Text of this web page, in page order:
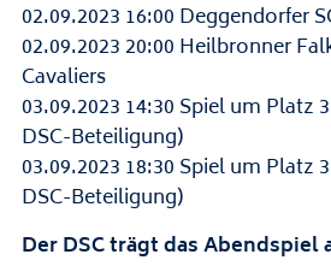
02.09.2023 16:00 Deggendorfer
02.09.2023 20:00 Heilbronner
Cavaliers
03.09.2023 14:30 Spiel um Platz
DSC-Beteiligung)
03.09.2023 18:30 Spiel um Platz
DSC-Beteiligung)
Der DSC trägt das Abendspiel